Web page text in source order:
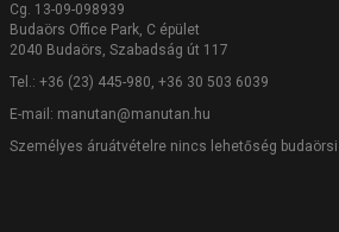
Cg. 13-09-098939
Budaörs Office Park, C épület
2040 Budaörs, Szabadság út 117
Tel.: +36 (23) 445-980, +36 30 503 6039
E-mail: manutan@manutan.hu
Személyes áruátvételre nincs lehetőség